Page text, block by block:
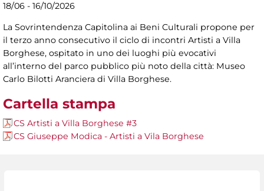
18/06 - 16/10/2026
La Sovrintendenza Capitolina ai Beni Culturali propone per
il terzo anno consecutivo il ciclo di incontri Artisti a Villa
Borghese, ospitato in uno dei luoghi più evocativi
all’interno del parco pubblico più noto della città: Museo
Carlo Bilotti Aranciera di Villa Borghese.
Cartella stampa
CS Artisti a Villa Borghese #3
CS Giuseppe Modica - Artisti a Vila Borghese